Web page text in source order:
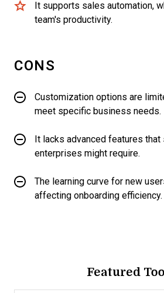
It supports sales automation,
team's productivity.
CONS
Customization options are
meet specific business needs.
It lacks advanced features that
enterprises might require.
The learning curve for new
affecting onboarding efficiency.
Featured